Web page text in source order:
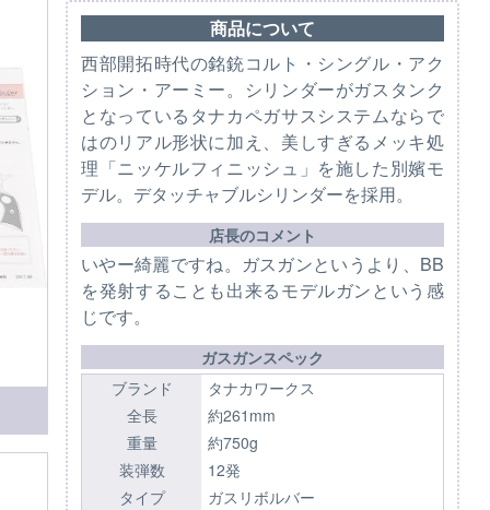
商品について
西部開拓時代の銘銃コルト・シングル・アク
ション・アーミー。シリンダーがガスタンク
となっているタナカペガサスシステムならで
はのリアル形状に加え、美しすぎるメッキ処
理「ニッケルフィニッシュ」を施した別嬪モ
デル。デタッチャブルシリンダーを採用。
店長のコメント
いやー綺麗ですね。ガスガンというより、BB
を発射することも出来るモデルガンという感
じです。
ガスガンスペック
ブランド
タナカワークス
全長
約261mm
重量
約750g
装弾数
12発
タイプ
ガスリボルバー